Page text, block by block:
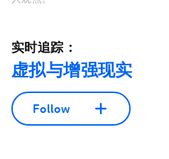
实时追踪：
虚拟与增强现实
Follow